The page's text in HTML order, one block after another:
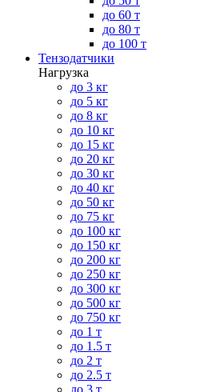
до 60 т
до 80 т
до 100 т
Тензодатчики
Нагрузка
до 3 кг
до 5 кг
до 8 кг
до 10 кг
до 15 кг
до 20 кг
до 30 кг
до 40 кг
до 50 кг
до 75 кг
до 100 кг
до 150 кг
до 200 кг
до 250 кг
до 300 кг
до 500 кг
до 750 кг
до 1 т
до 1.5 т
до 2 т
до 2.5 т
до 3 т